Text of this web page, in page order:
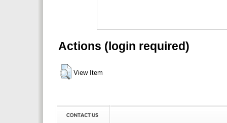
Actions (login required)
View Item